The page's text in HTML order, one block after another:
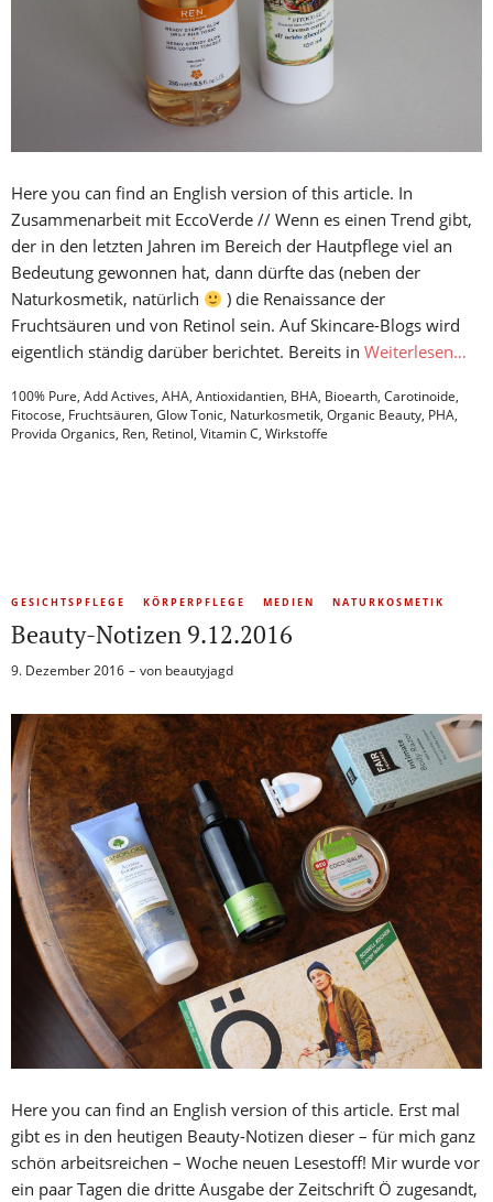
Here you can find an English version of this article. In
Zusammenarbeit mit EccoVerde // Wenn es einen Trend gibt,
der in den letzten Jahren im Bereich der Hautpflege viel an
Bedeutung gewonnen hat, dann dürfte das (neben der
Naturkosmetik, natürlich
) die Renaissance der
Fruchtsäuren und von Retinol sein. Auf Skincare-Blogs wird
eigentlich ständig darüber berichtet. Bereits in Weiterlesen…
100% Pure, Add Actives, AHA, Antioxidantien, BHA, Bioearth, Carotinoide,
Fitocose, Fruchtsäuren, Glow Tonic, Naturkosmetik, Organic Beauty, PHA,
Provida Organics, Ren, Retinol, Vitamin C, Wirkstoffe
GESICHTSPFLEGE KÖRPERPFLEGE MEDIEN NATURKOSMETIK
Beauty-Notizen 9.12.2016
9. Dezember 2016 von beautyjagd
Here you can find an English version of this article. Erst mal
gibt es in den heutigen Beauty-Notizen dieser – für mich ganz
schön arbeitsreichen – Woche neuen Lesestoff! Mir wurde vor
ein paar Tagen die dritte Ausgabe der Zeitschrift Ö zugesandt,